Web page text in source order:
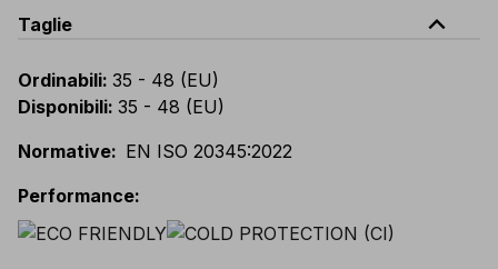
Taglie
expand_less
Ordinabili: 35 - 48 (EU)
Disponibili: 35 - 48 (EU)
Normative: EN ISO 20345:2022
Performance: